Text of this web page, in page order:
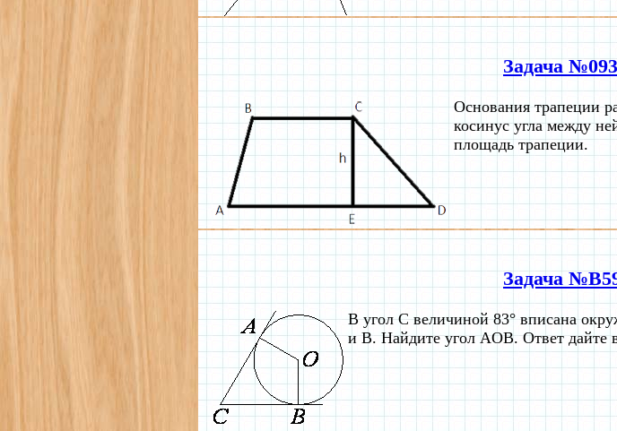
Задача
Основания трапеции
косинус угла между
площадь трапеции.
Задача
В угол C величиной 83° вписана
и B. Найдите угол AOB. Ответ дайте